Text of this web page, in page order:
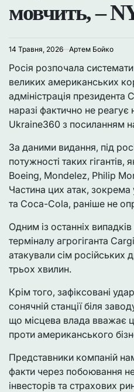
мовчить, –
14 Травня, 2026 Артем Бойко
Росія розпочала
великих американських
адміністрація
наразі фактично не реагує
Ukraine360 з посиланням
За даними видання, під
потужності таких
Boeing, Mondelez, Philip
Частина цих атак, зокрема
та Coca-Cola, раніше не
Одним із останніх
терміналу агрогіганта
атакували сім російських
трьох хвилин.
Крім того, зафіксовані
сонячній станції біля
що місцева влада вважає
проти американського
Представники компаній
факти через побоювання
інвесторів та страхових